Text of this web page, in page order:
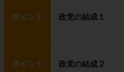
ポイント 政党の結成１
ポイント 政党の結成２